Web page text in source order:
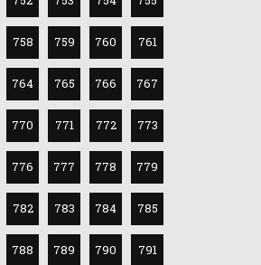
758 759 760 761
764 765 766 767
770 771 772 773
776 777 778 779
782 783 784 785
788 789 790 791